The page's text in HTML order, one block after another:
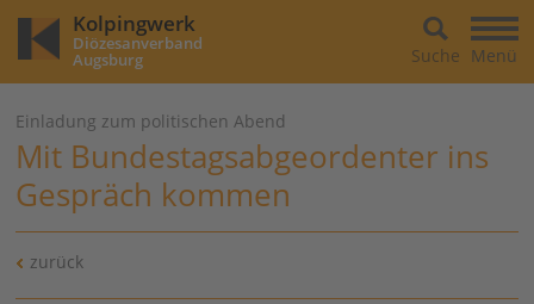
Kolpingwerk
Diözesanverband
Augsburg Menü
Suche
Einladung zum politischen Abend
Mit Bundestagsabgeordenter ins
Gespräch kommen
zurück